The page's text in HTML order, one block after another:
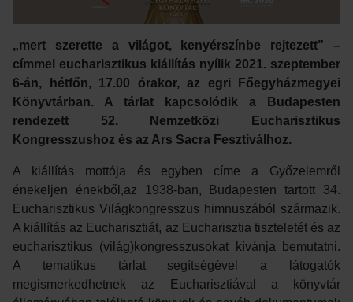
„mert szerette a világot, kenyérszínbe rejtezett” –
címmel eucharisztikus kiállítás nyílik 2021. szeptember
6-án, hétfőn, 17.00 órakor, az egri Főegyházmegyei
Könyvtárban. A tárlat kapcsolódik a Budapesten
rendezett 52. Nemzetközi Eucharisztikus
Kongresszushoz és az Ars Sacra Fesztiválhoz.
A kiállítás mottója és egyben címe a Győzelemről
énekeljen énekből,az 1938-ban, Budapesten tartott 34.
Eucharisztikus Világkongresszus himnuszából származik.
A kiállítás az Eucharisztiát, az Eucharisztia tiszteletét és az
eucharisztikus (világ)kongresszusokat kívánja bemutatni.
A tematikus tárlat segítségével a látogatók
megismerkedhetnek az Eucharisztiával a könyvtár